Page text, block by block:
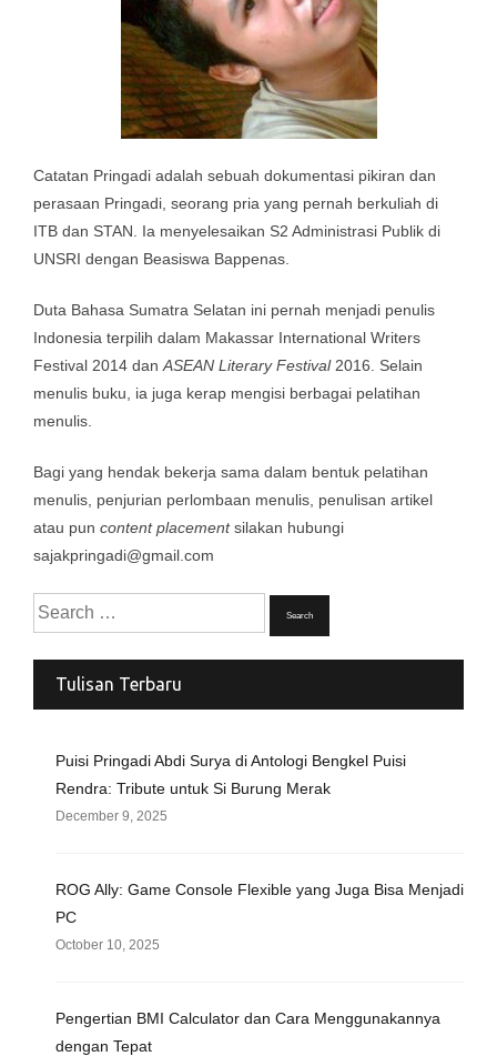
Catatan Pringadi adalah sebuah dokumentasi pikiran dan
perasaan Pringadi, seorang pria yang pernah berkuliah di
ITB dan STAN. Ia menyelesaikan S2 Administrasi Publik di
UNSRI dengan Beasiswa Bappenas.
Duta Bahasa Sumatra Selatan ini pernah menjadi penulis
Indonesia terpilih dalam Makassar International Writers
Festival 2014 danASEAN Literary Festival2016. Selain
menulis buku, ia juga kerap mengisi berbagai pelatihan
menulis.
Bagi yang hendak bekerja sama dalam bentuk pelatihan
menulis, penjurian perlombaan menulis, penulisan artikel
atau pun content placementsilakan hubungi
sajakpringadi@gmail.com
Search
for:
Tulisan Terbaru
Puisi Pringadi Abdi Surya di Antologi Bengkel Puisi
Rendra: Tribute untuk Si Burung Merak
December 9, 2025
ROG Ally: Game Console Flexible yang Juga Bisa Menjadi
PC
October 10, 2025
Pengertian BMI Calculator dan Cara Menggunakannya
dengan Tepat